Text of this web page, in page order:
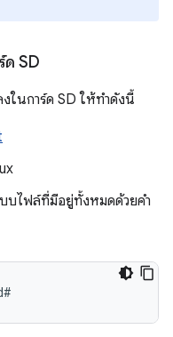
ด SD
ในการ์ด SD ให้ทำดังนี้
บบไฟล์ที่มีอยู่ทั้งหมดด้วยคำ